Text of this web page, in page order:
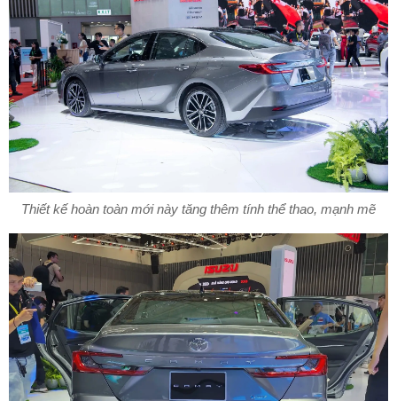
Thiết kế hoàn toàn mới này tăng thêm tính thể thao, mạnh mẽ